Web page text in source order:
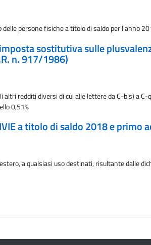
persone fisiche a titolo di saldo per l'anno
sostitutiva sulle
n. 917/1986)
redditi diversi di cui alle lettere da C-bis) a
0,51%
a titolo di saldo 2018 e primo
a qualsiasi uso destinati, risultante dalle